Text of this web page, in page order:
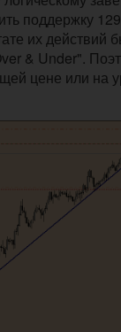
поддержку
их действий
& Under".
цене или на